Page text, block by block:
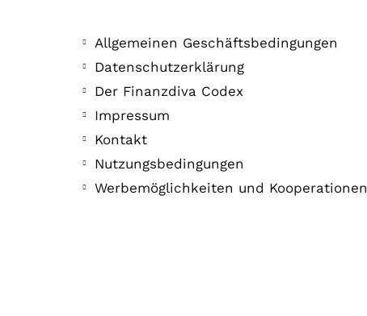
Allgemeinen Geschäftsbedingungen
Datenschutzerklärung
Der Finanzdiva Codex
Impressum
Kontakt
Nutzungsbedingungen
Werbemöglichkeiten und Kooperationen